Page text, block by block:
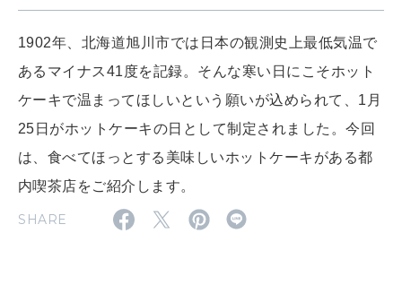
わたしができること
自分を耕す
WORK&MONEY
いい人生って？
1902年、北海道旭川市では日本の観測史上最低気温で
あるマイナス41度を記録。そんな寒い日にこそホット
ケーキで温まってほしいという願いが込められて、1月
25日がホットケーキの日として制定されました。今回
は、食べてほっとする美味しいホットケーキがある都
内喫茶店をご紹介します。
SHARE